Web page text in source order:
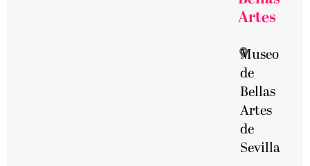
Artes
Museo
de
Bellas
Artes
de
Sevilla